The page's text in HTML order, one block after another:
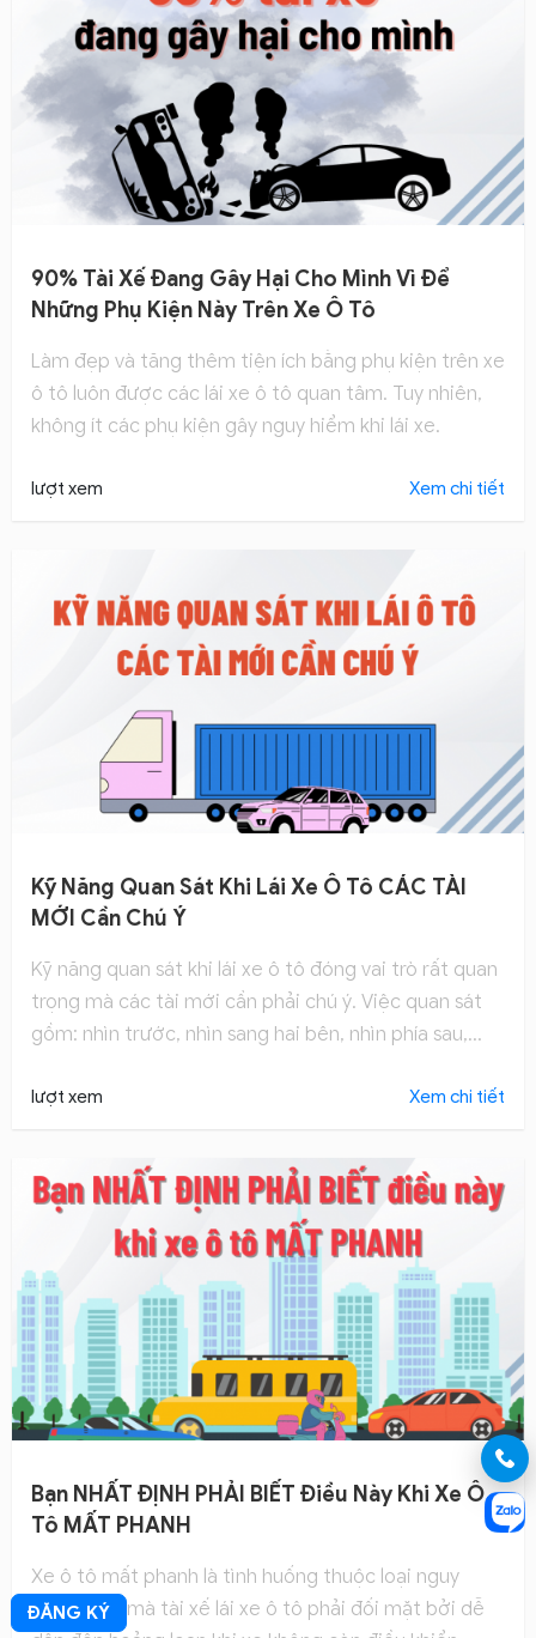
90% Tài Xế Đang Gây Hại Cho Mình Vì Để
Những Phụ Kiện Này Trên Xe Ô Tô
Làm đẹp và tăng thêm tiện ích bằng phụ kiện trên xe
ô tô luôn được các lái xe ô tô quan tâm. Tuy nhiên,
không ít các phụ kiện gây nguy hiểm khi lái xe.
lượt xem Xem chi tiết
Kỹ Năng Quan Sát Khi Lái Xe Ô Tô CÁC TÀI
MỚI Cần Chú Ý
Kỹ năng quan sát khi lái xe ô tô đóng vai trò rất quan
trọng mà các tài mới cần phải chú ý. Việc quan sát
gồm: nhìn trước, nhìn sang hai bên, nhìn phía sau,...
lượt xem Xem chi tiết
Bạn NHẤT ĐỊNH PHẢI BIẾT Điều Này Khi Xe Ô
Tô MẤT PHANH
Xe ô tô mất phanh là tình huống thuộc loại nguy
hiểm nhất mà tài xế lái xe ô tô phải đối mặt bởi dễ
ĐĂNG KÝ